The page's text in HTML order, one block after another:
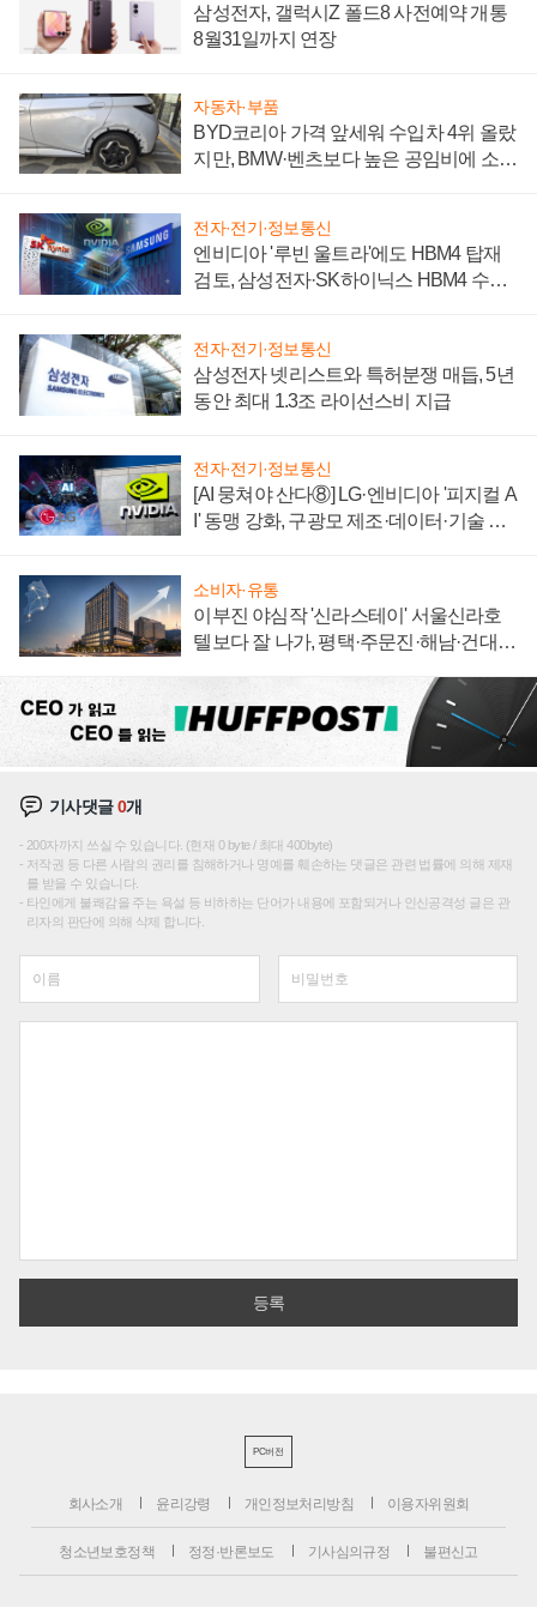
삼성전자, 갤럭시Z 폴드8 사전예약 개통
8월31일까지 연장
자동차·부품
BYD코리아 가격 앞세워 수입차 4위 올랐
지만, BMW·벤츠보다 높은 공임비에 소비
전자·전기·정보통신
엔비디아 '루빈 울트라'에도 HBM4 탑재
검토, 삼성전자·SK하이닉스 HBM4 수율
전자·전기·정보통신
삼성전자 넷리스트와 특허분쟁 매듭, 5년
동안 최대 1.3조 라이선스비 지급
전자·전기·정보통신
[AI 뭉쳐야 산다⑧] LG·엔비디아 '피지컬 A
I' 동맹 강화, 구광모 제조·데이터·기술 결
소비자·유통
이부진 야심작 '신라스테이' 서울신라호
텔보다 잘 나가, 평택·주문진·해남·건대로
기사댓글0개
200자까지 쓰실 수 있습니다. (현재 0 byte / 최대 400byte)
저작권 등 다른 사람의 권리를 침해하거나 명예를 훼손하는 댓글은 관련 법률에 의해 제재
를 받을 수 있습니다.
타인에게 불쾌감을 주는 욕설 등 비하하는 단어가 내용에 포함되거나 인신공격성 글은 관
리자의 판단에 의해 삭제 합니다.
PC버전
회사소개 윤리강령 개인정보처리방침 이용자위원회
청소년보호정책 정정·반론보도 기사심의규정 불편신고